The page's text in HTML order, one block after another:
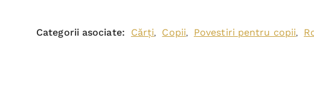
Categorii asociate: Cărți, Copii, Povestiri pentru copii,